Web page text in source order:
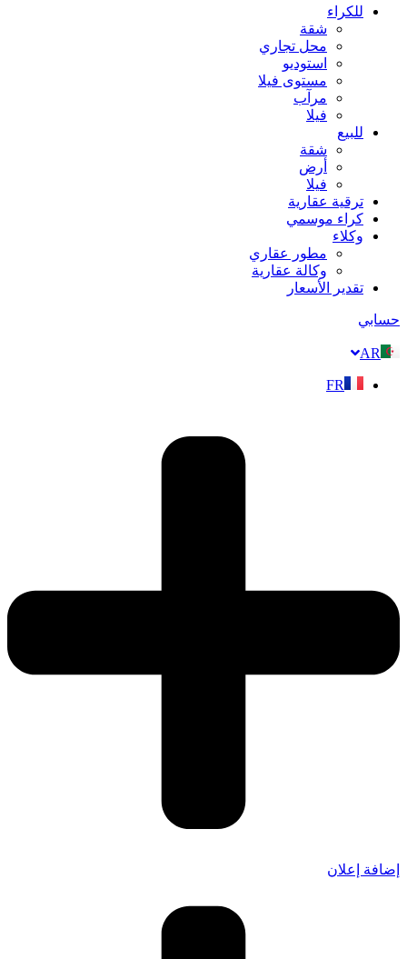
للكراء
شقة
محل تجاري
استوديو
مستوى فيلا
مرآب
فيلا
للبيع
شقة
أرض
فيلا
ترقية عقارية
كراء موسمي
وكلاء
مطور عقاري
وكالة عقارية
تقدير الأسعار
حسابي
AR
FR
إضافة إعلان